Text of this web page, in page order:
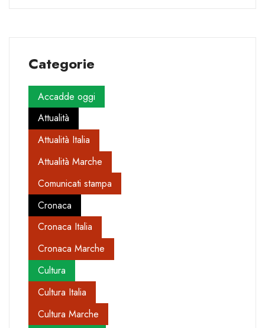
Categorie
Accadde oggi
Attualità
Attualità Italia
Attualità Marche
Comunicati stampa
Cronaca
Cronaca Italia
Cronaca Marche
Cultura
Cultura Italia
Cultura Marche